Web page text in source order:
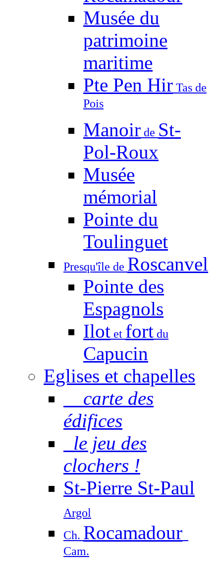
Musée du
patrimoine
maritime
Pte Pen Hir Tas de
Pois
Manoir de St-
Pol-Roux
Musée
mémorial
Pointe du
Toulinguet
Presqu'île de Roscanvel
Pointe des
Espagnols
Ilot et fort du
Capucin
Eglises et chapelles
carte des
édifices
le jeu des
clochers !
St-Pierre St-Paul
Argol
Ch. Rocamadour
Cam.